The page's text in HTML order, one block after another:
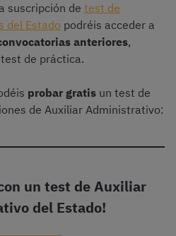
suscripción de test de
del Estado podréis acceder a
anteriores,
de práctica.
probar gratis un test de
de Auxiliar Administrativo:
un test de Auxiliar
del Estado!